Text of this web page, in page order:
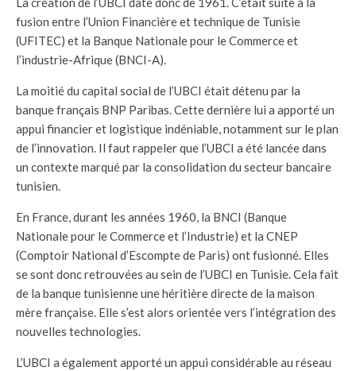
fusion entre l’Union Financière et technique de Tunisie
(UFITEC) et la Banque Nationale pour le Commerce et
l’industrie-Afrique (BNCI-A).
La moitié du capital social de l’UBCI était détenu par la
banque français BNP Paribas. Cette dernière lui a apporté un
appui financier et logistique indéniable, notamment sur le plan
de l’innovation. Il faut rappeler que l’UBCI a été lancée dans
un contexte marqué par la consolidation du secteur bancaire
tunisien.
En France, durant les années 1960, la BNCI (Banque
Nationale pour le Commerce et l’Industrie) et la CNEP
(Comptoir National d’Escompte de Paris) ont fusionné. Elles
se sont donc retrouvées au sein de l’UBCI en Tunisie. Cela fait
de la banque tunisienne une héritière directe de la maison
mère française. Elle s’est alors orientée vers l’intégration des
nouvelles technologies.
L’UBCI a également apporté un appui considérable au réseau